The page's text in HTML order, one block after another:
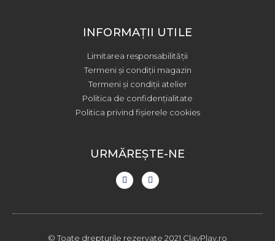
INFORMAȚII UTILE
Limitarea responsabilității
Termeni și condiții magazin
Termeni și condiții atelier
Politica de confidențialitate
Politica privind fișierele cookies
URMĂREȘTE-NE
© Toate drepturile rezervate 2021 ClayPlay.ro